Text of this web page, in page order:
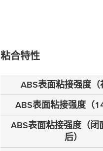
粘合特性
ABS表面粘接强度（
ABS表面粘接强度（
ABS表面粘接强度（闭
后）